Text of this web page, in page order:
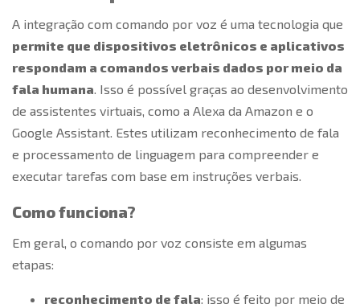
A integração com comando por voz é uma tecnologia que
permite que dispositivos eletrônicos e aplicativos
respondam a comandos verbais dados por meio da
fala humana. Isso é possível graças ao desenvolvimento
de assistentes virtuais, como a Alexa da Amazon e o
Google Assistant. Estes utilizam reconhecimento de fala
e processamento de linguagem para compreender e
executar tarefas com base em instruções verbais.
Como funciona?
Em geral, o comando por voz consiste em algumas
etapas:
reconhecimento de fala: isso é feito por meio de